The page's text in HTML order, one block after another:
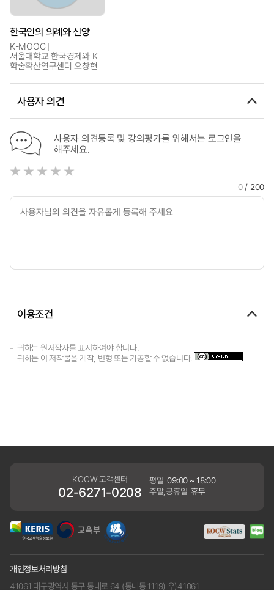
한국인의 의례와 신앙
K-MOOC
서울대학교 한국경제와 K
학술확산연구센터 오창현
사용자 의견
사용자 의견등록 및 강의평가를 위해서는 로그인을
해주세요.
0/ 200
이용조건
귀하는 원저작자를 표시하여야 합니다.
귀하는 이 저작물을 개작, 변형 또는 가공할 수 없습니다.
KOCW 고객센터
02-6271-0208
평일 09:00 ~ 18:00
주말,공휴일 휴무
개인정보처리방침
41061 대구광역시 동구 동내로 64 (동내동 1119) 우)41061